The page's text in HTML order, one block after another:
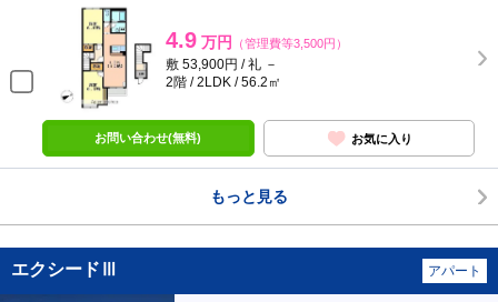
4.9 万円 （管理費等3,500円）
敷 53,900円 / 礼 －
2階 / 2LDK / 56.2㎡
お問い合わせ(無料) お気に入り
もっと見る
エクシードⅢ アパート